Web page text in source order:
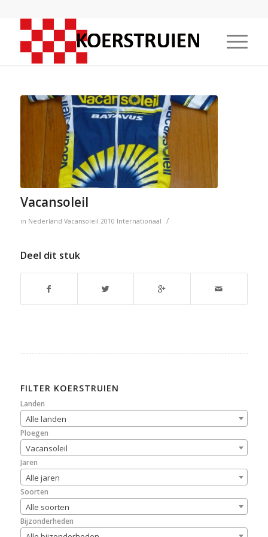
Vacansoleil
in Nederland Vacansoleil 2010 Internationaal /
Deel dit stuk
FILTER KOERSTRUIEN
Landen
Alle landen
Ploegen
Vacansoleil
Jaren
Alle jaren
Soorten
Alle soorten
Bijzonderheden